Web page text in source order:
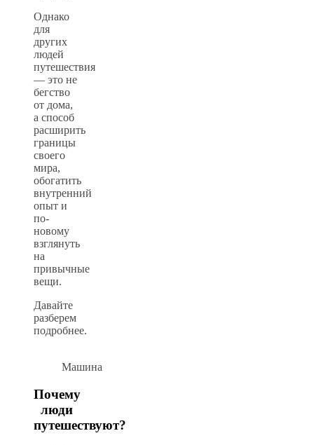
Однако
для
других
людей
путешествия
— это не
бегство
от дома,
а способ
расширить
границы
своего
мира,
обогатить
внутренний
опыт и
по-
новому
взглянуть
на
привычные
вещи.
Давайте
разберем
подробнее.
Машина
Почему
люди
путешествуют?